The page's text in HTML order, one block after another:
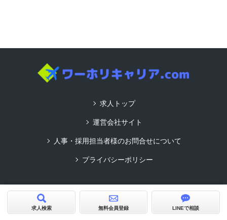
求人検索 無料会員登録 LINEで相談
求人トップ
運営会社サイト
人事・採用担当者様のお問合せについて
プライバシーポリシー
Copyright© ワーホリキャリア.com All Rights Reserved.
求人サイトビルダーCMS型